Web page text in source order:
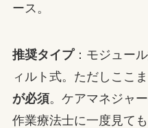
ース。
推奨タイプ：モジュー
ィルト式。ただしここ
が必須。ケアマネジャ
作業療法士に一度見て